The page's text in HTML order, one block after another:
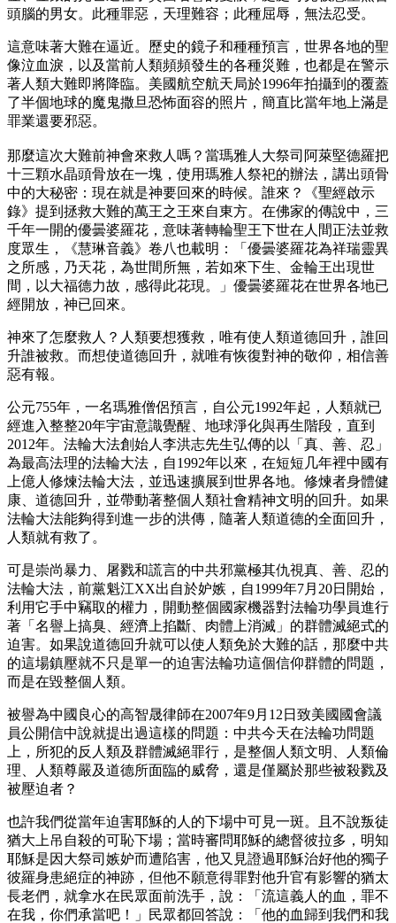
頭腦的男女。此種罪惡，天理難容；此種屈辱，無法忍受。
這意味著大難在逼近。歷史的鏡子和種種預言，世界各地的聖
像泣血淚，以及當前人類頻頻發生的各種災難，也都是在警示
著人類大難即將降臨。美國航空航天局於1996年拍攝到的覆蓋
了半個地球的魔鬼撒旦恐怖面容的照片，簡直比當年地上滿是
罪業還要邪惡。
那麼這次大難前神會來救人嗎？當瑪雅人大祭司阿萊堅德羅把
十三顆水晶頭骨放在一塊，使用瑪雅人祭祀的辦法，講出頭骨
中的大秘密：現在就是神要回來的時候。誰來？《聖經啟示
錄》提到拯救大難的萬王之王來自東方。在佛家的傳說中，三
千年一開的優曇婆羅花，意味著轉輪聖王下世在人間正法並救
度眾生，《慧琳音義》卷八也載明：「優曇婆羅花為祥瑞靈異
之所感，乃天花，為世間所無，若如來下生、金輪王出現世
間，以大福德力故，感得此花現。」優曇婆羅花在世界各地已
經開放，神已回來。
神來了怎麼救人？人類要想獲救，唯有使人類道德回升，誰回
升誰被救。而想使道德回升，就唯有恢復對神的敬仰，相信善
惡有報。
公元755年，一名瑪雅僧侶預言，自公元1992年起，人類就已
經進入整整20年宇宙意識覺醒、地球淨化與再生階段，直到
2012年。法輪大法創始人李洪志先生弘傳的以「真、善、忍」
為最高法理的法輪大法，自1992年以來，在短短几年裡中國有
上億人修煉法輪大法，並迅速擴展到世界各地。修煉者身體健
康、道德回升，並帶動著整個人類社會精神文明的回升。如果
法輪大法能夠得到進一步的洪傳，隨著人類道德的全面回升，
人類就有救了。
可是崇尚暴力、屠戮和謊言的中共邪黨極其仇視真、善、忍的
法輪大法，前黨魁江XX出自於妒嫉，自1999年7月20日開始，
利用它手中竊取的權力，開動整個國家機器對法輪功學員進行
著「名譽上搞臭、經濟上掐斷、肉體上消滅」的群體滅絕式的
迫害。如果說道德回升就可以使人類免於大難的話，那麼中共
的這場鎮壓就不只是單一的迫害法輪功這個信仰群體的問題，
而是在毀整個人類。
被譽為中國良心的高智晟律師在2007年9月12日致美國國會議
員公開信中說就提出過這樣的問題：中共今天在法輪功問題
上，所犯的反人類及群體滅絕罪行，是整個人類文明、人類倫
理、人類尊嚴及道德所面臨的威脅，還是僅屬於那些被殺戮及
被壓迫者？
也許我們從當年迫害耶穌的人的下場中可見一斑。且不說叛徒
猶大上吊自殺的可恥下場；當時審問耶穌的總督彼拉多，明知
耶穌是因大祭司嫉妒而遭陷害，他又見證過耶穌治好他的獨子
彼羅身患絕症的神跡，但他不願意得罪對他升官有影響的猶太
長老們，就拿水在民眾面前洗手，說：「流這義人的血，罪不
在我，你們承當吧！」民眾都回答說：「他的血歸到我們和我